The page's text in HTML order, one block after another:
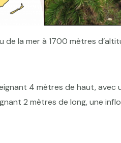
la mer à 1700 mètres
4 mètres de haut,
2 mètres de long, une